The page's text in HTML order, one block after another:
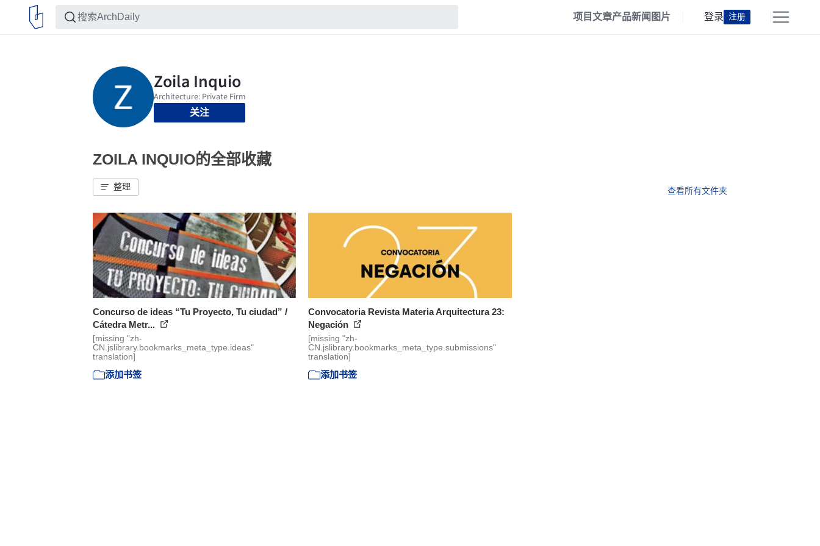
项目文章产品新闻 图片 登录 注册
关注
ZOILA INQUIO的全部收藏
整理 查看所有文件夹
Concurso de ideas “Tu Proyecto, Tu ciudad” /
Cátedra Metr...
[missing "zh-
CN.jslibrary.bookmarks_meta_type.ideas"
translation]
添加书签
Convocatoria Revista Materia Arquitectura 23:
Negación
[missing "zh-
CN.jslibrary.bookmarks_meta_type.submissions"
translation]
添加书签